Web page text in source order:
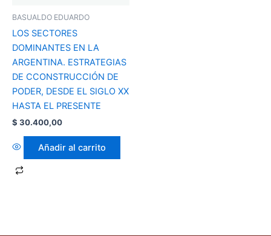
BASUALDO EDUARDO
LOS SECTORES
DOMINANTES EN LA
ARGENTINA. ESTRATEGIAS
DE CCONSTRUCCIÓN DE
PODER, DESDE EL SIGLO XX
HASTA EL PRESENTE
$ 30.400,00
Añadir al carrito